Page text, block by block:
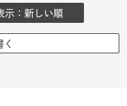
示：新しい順
く